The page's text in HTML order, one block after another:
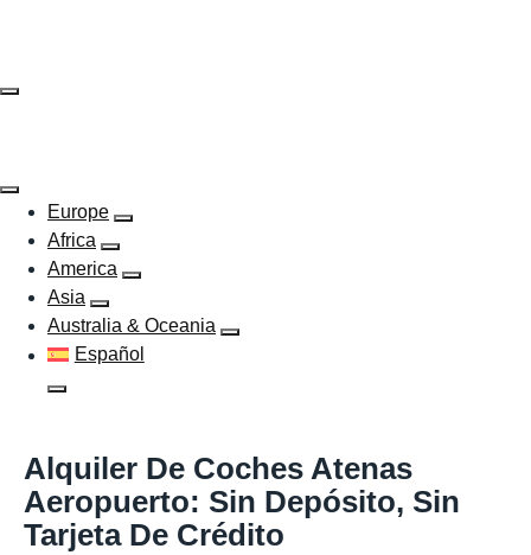
Europe
Africa
America
Asia
Australia & Oceania
Español
Alquiler De Coches Atenas
Aeropuerto: Sin Depósito, Sin
Tarjeta De Crédito